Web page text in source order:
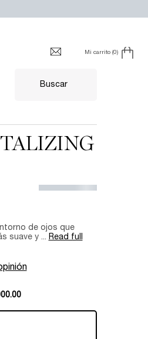
Mi carrito 0
0 producto en el carrito
Buscar
de ojos que
suave y ... Read full